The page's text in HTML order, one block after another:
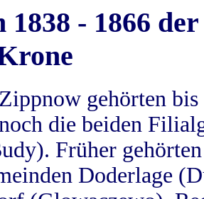
1838 - 1866
gehörten
die beiden
Früher
Doderlage